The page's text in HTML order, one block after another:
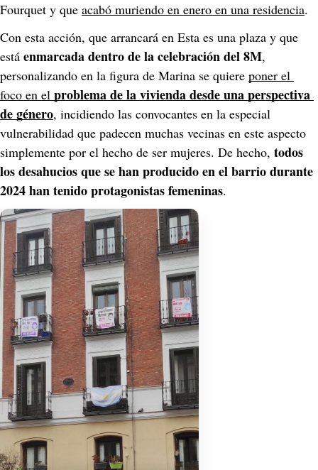
Fourquet y que acabó muriendo en enero en una residencia.
Con esta acción, que arrancará en Esta es una plaza y que
está enmarcada dentro de la celebración del 8M,
personalizando en la figura de Marina se quiere poner el
foco en el problema de la vivienda desde una perspectiva
de género, incidiendo las convocantes en la especial
vulnerabilidad que padecen muchas vecinas en este aspecto
simplemente por el hecho de ser mujeres. De hecho, todos
los desahucios que se han producido en el barrio durante
2024 han tenido protagonistas femeninas.